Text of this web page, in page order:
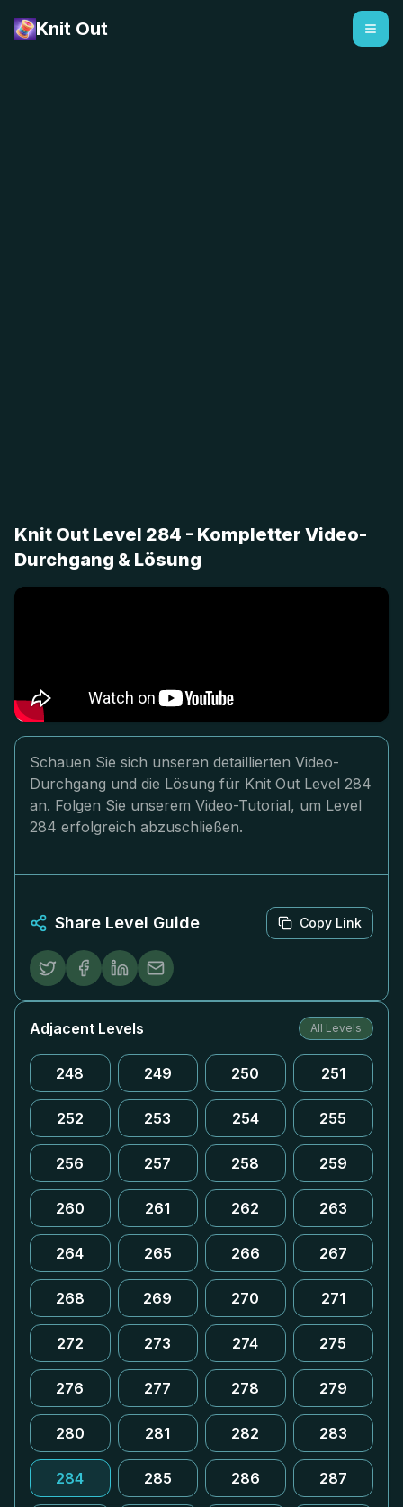
Knit Out
Knit Out Level 284 - Kompletter Video-
Durchgang & Lösung
Schauen Sie sich unseren detaillierten Video-
Durchgang und die Lösung für Knit Out Level 284
an. Folgen Sie unserem Video-Tutorial, um Level
284 erfolgreich abzuschließen.
Share Level Guide Copy Link
Adjacent Levels All Levels
248 249 250 251
252 253 254 255
256 257 258 259
260 261 262 263
264 265 266 267
268 269 270 271
272 273 274 275
276 277 278 279
280 281 282 283
284 285 286 287